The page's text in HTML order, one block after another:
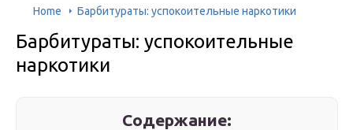
Home Барбитураты: успокоительные наркотики
Барбитураты: успокоительные
наркотики
Содержание: